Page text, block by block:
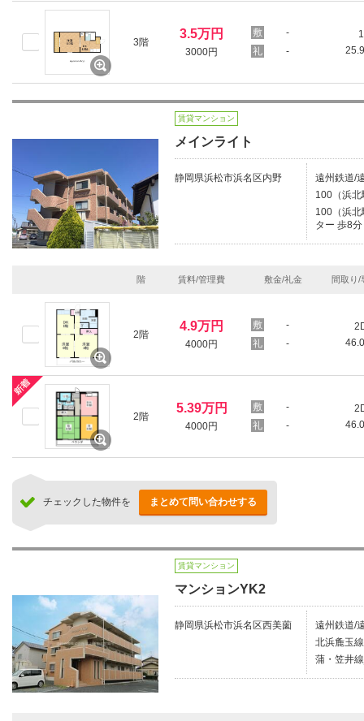
3階
3.5万円
3000円
-
-
賃貸マンション
メインライト
静岡県浜松市浜名区内野
遠州鉄道/
100（浜
100（浜
ター 歩8分
階 賃料/管理費 敷金/礼金 間取り/
2階
4.9万円
4000円
-
-
2階
5.39万円
4000円
-
-
チェックした物件を まとめて問い合わせする
賃貸マンション
マンションYK2
静岡県浜松市浜名区西美薗
遠州鉄道/
北浜麁玉
蒲・笠井